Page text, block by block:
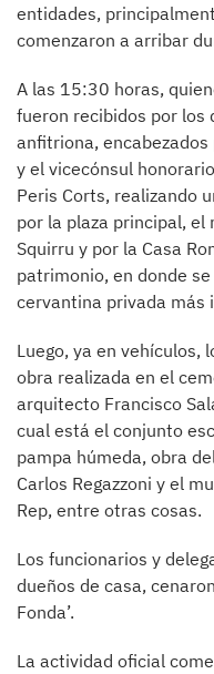
entidades,
comenzaron a arribar
A las 15:30 horas,
fueron recibidos por los
anfitriona,
y el vicecónsul
Peris Corts, realizando
por la plaza principal, el
Squirru y por la Casa
patrimonio, en donde
cervantina privada
Luego, ya en vehículos,
obra realizada en el
arquitecto Francisco
cual está el conjunto
pampa húmeda, obra
Carlos Regazzoni y el
Rep, entre otras cosas.
Los funcionarios y
dueños de casa,
Fonda’.
La actividad oficial